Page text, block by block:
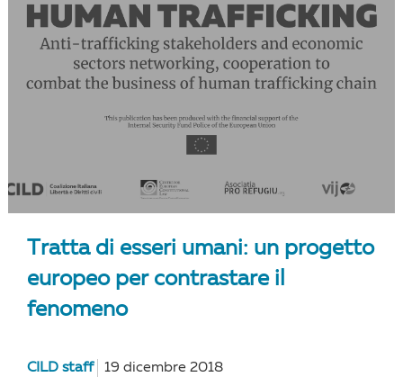
Tratta di esseri umani: un progetto
europeo per contrastare il
fenomeno
CILD staff 19 dicembre 2018